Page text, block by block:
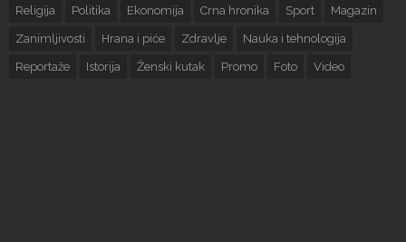
Religija Politika Ekonomija Crna hronika Sport Magazin
Zanimljivosti Hrana i piće Zdravlje Nauka i tehnologija
Reportaže Istorija Ženski kutak Promo Foto Video